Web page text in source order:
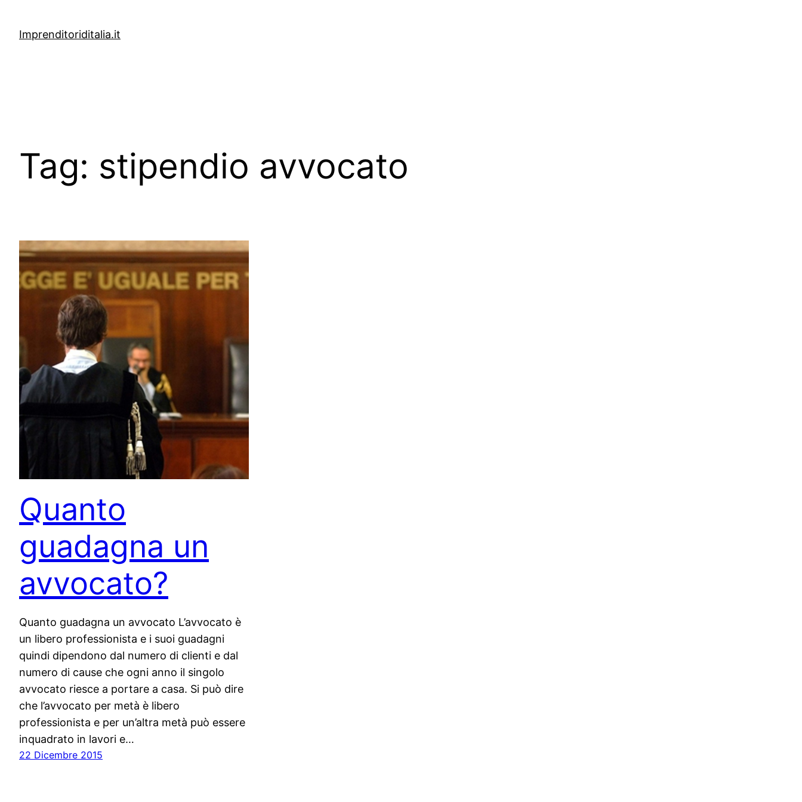
contenuto
Imprenditoriditalia.it
Tag: stipendio avvocato
Quanto
guadagna un
avvocato?
Quanto guadagna un avvocato L’avvocato è
un libero professionista e i suoi guadagni
quindi dipendono dal numero di clienti e dal
numero di cause che ogni anno il singolo
avvocato riesce a portare a casa. Si può dire
che l’avvocato per metà è libero
professionista e per un’altra metà può essere
inquadrato in lavori e…
22 Dicembre 2015